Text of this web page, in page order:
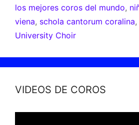
los mejores coros del mundo,
viena, schola cantorum coralina,
University Choir
VIDEOS DE COROS